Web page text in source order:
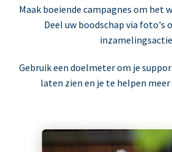
Maak boeiende campagnes om het
Deel uw boodschap via foto's
Gebruik een doelmeter om je
laten zien en je te helpen